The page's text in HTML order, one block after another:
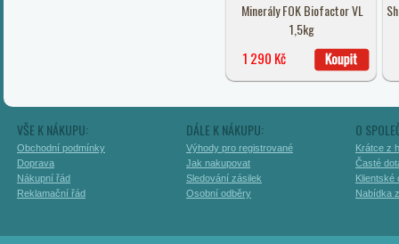
Minerály FOK Biofactor VL
1,5kg
1 290 Kč
VŠE K NÁKUPU:
Obchodní podmínky
Doprava
Nákupní řád
Reklamační řád
DÁLE K NÁKUPU:
Výhody pro registrované
Jak nakupovat
Sledování zásilek
Osobní odběry
O
Krátce z
Časté
Klientské
Nabídka